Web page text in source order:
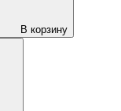
В корзину